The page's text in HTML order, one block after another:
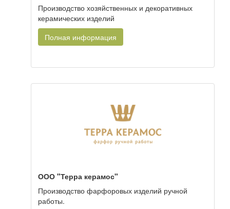
Производство хозяйственных и декоративных
керамических изделий
Полная информация
ООО "Терра керамос"
Производство фарфоровых изделий ручной
работы.